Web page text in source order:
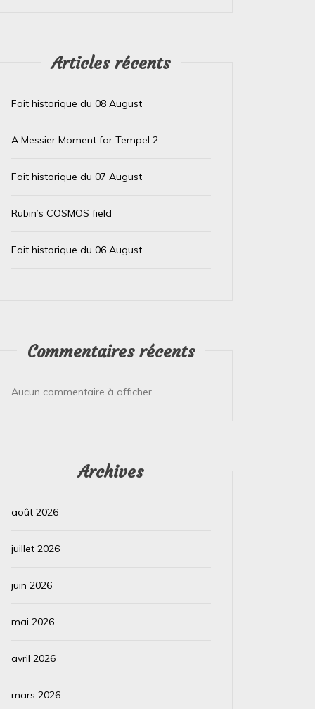
Articles récents
Fait historique du 08 August
A Messier Moment for Tempel 2
Fait historique du 07 August
Rubin’s COSMOS field
Fait historique du 06 August
Commentaires récents
Aucun commentaire à afficher.
Archives
août 2026
juillet 2026
juin 2026
mai 2026
avril 2026
mars 2026